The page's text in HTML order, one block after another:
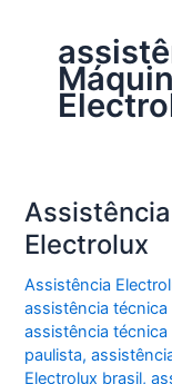
Electrolux
Assistência
assistência técnica
assistência técnica
paulista,
Electrolux brasil,